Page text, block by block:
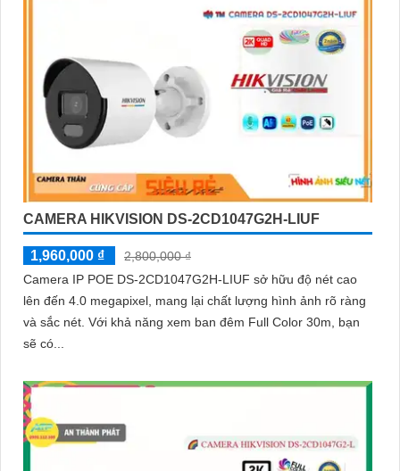
CAMERA HIKVISION DS-2CD1047G2H-LIUF
1,960,000 ₫
2,800,000 ₫
Camera IP POE DS-2CD1047G2H-LIUF sở hữu độ nét cao
lên đến 4.0 megapixel, mang lại chất lượng hình ảnh rõ ràng
và sắc nét. Với khả năng xem ban đêm Full Color 30m, bạn
sẽ có...